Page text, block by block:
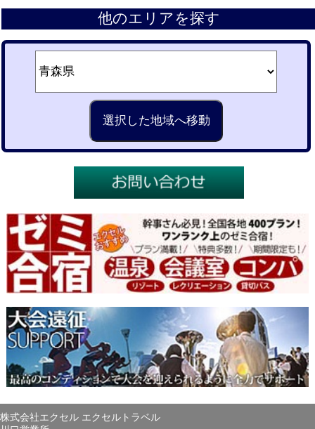
他のエリアを探す
株式会社エクセル エクセルトラベル